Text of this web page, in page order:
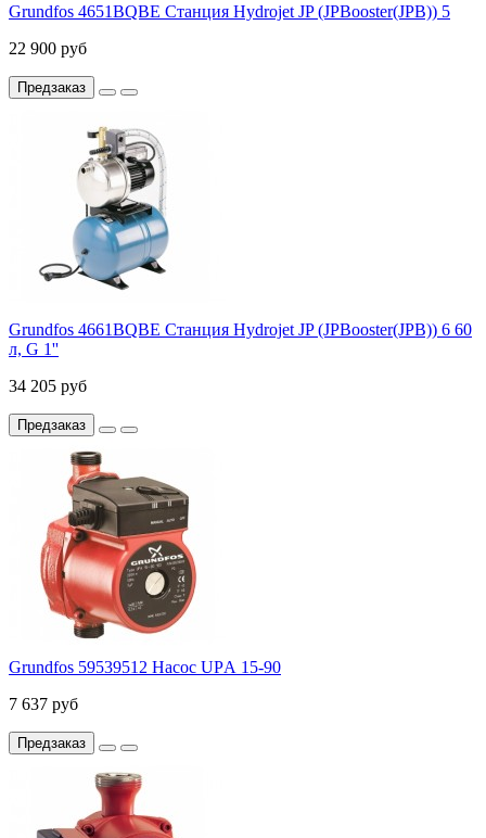
Grundfos 4651BQBE Станция Hydrojet JP (JPBooster(JPB)) 5
22 900 руб
Предзаказ
Grundfos 4661BQBE Станция Hydrojet JP (JPBooster(JPB)) 6 60
л, G 1''
34 205 руб
Предзаказ
Grundfos 59539512 Насос UPА 15-90
7 637 руб
Предзаказ